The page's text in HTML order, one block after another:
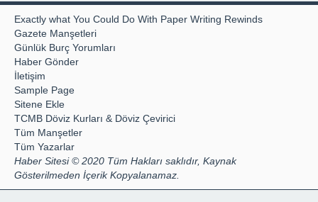
Exactly what You Could Do With Paper Writing Rewinds
Gazete Manşetleri
Günlük Burç Yorumları
Haber Gönder
İletişim
Sample Page
Sitene Ekle
TCMB Döviz Kurları & Döviz Çevirici
Tüm Manşetler
Tüm Yazarlar
Haber Sitesi © 2020 Tüm Hakları saklıdır, Kaynak
Gösterilmeden İçerik Kopyalanamaz.